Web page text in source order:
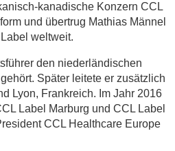
kanadische Konzern CCL
und übertrug Mathias Männel
weltweit.
den niederländischen
Später leitete er zusätzlich
Lyon, Frankreich. Im Jahr 2016
Label Marburg und CCL Label
CCL Healthcare Europe